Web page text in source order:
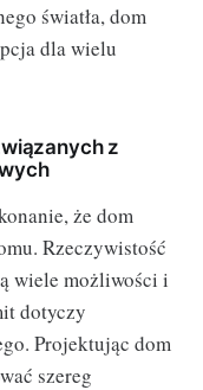
światła, dom
dla wielu
z
że dom
Rzeczywistość
wiele możliwości i
dotyczy
Projektując dom
szereg